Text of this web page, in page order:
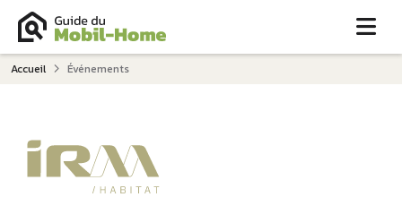
Accueil Événements